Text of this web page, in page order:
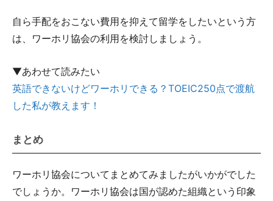
自ら手配をおこない費用を抑えて留学をしたいという方
は、ワーホリ協会の利用を検討しましょう。
▼あわせて読みたい
英語できないけどワーホリできる？TOEIC250点で渡航
した私が教えます！
まとめ
ワーホリ協会についてまとめてみましたがいかがでした
でしょうか。ワーホリ協会は国が認めた組織という印象